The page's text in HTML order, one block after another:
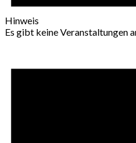
Hinweis
Es gibt keine Veranstaltungen